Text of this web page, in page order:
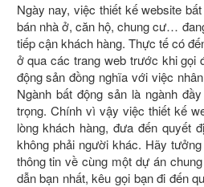
Ngày nay, việc thiết kế website
bán nhà ở, căn hộ, chung cư…
tiếp cận khách hàng. Thực tế có
ở qua các trang web trước khi gọi
động sản đồng nghĩa với việc
Ngành bất động sản là ngành
trọng. Chính vì vậy việc thiết kế
lòng khách hàng, đưa đến quyết
không phải người khác. Hãy
thông tin về cùng một dự án
dẫn bạn nhất, kêu gọi bạn đi đến